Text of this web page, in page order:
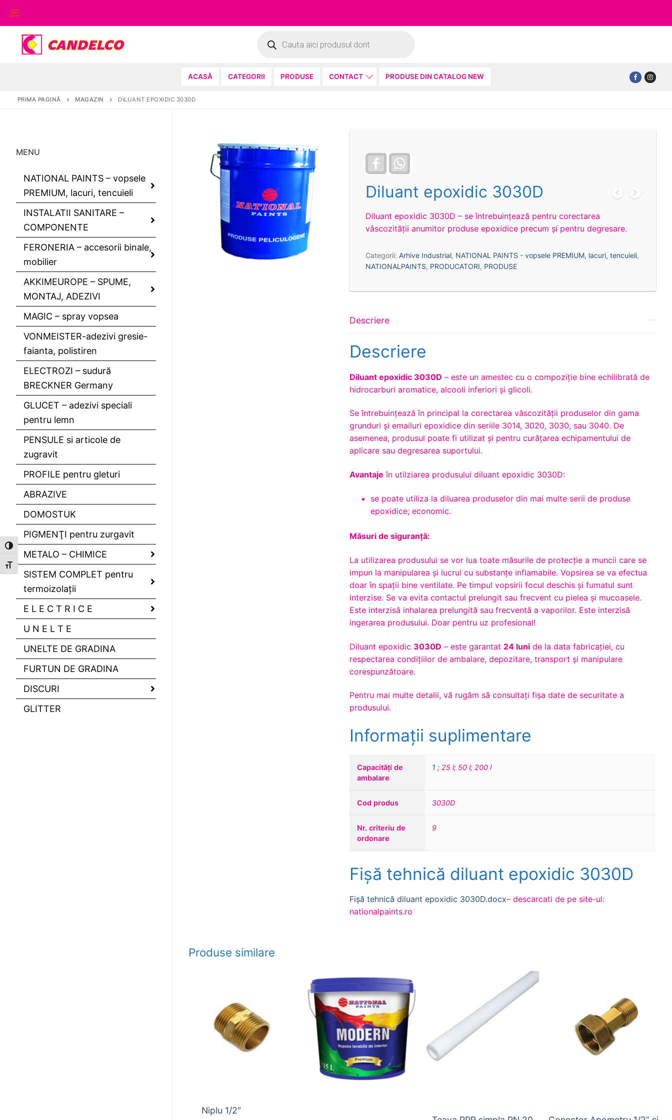
Toggle High Contrast
Toggle Font size
conținut
search
ACASĂ CATEGORII PRODUSE CONTACT PRODUSE DIN CATALOG NEW
PRIMA PAGINĂ MAGAZIN DILUANT EPOXIDIC 3030D
Facebook
Diluant epoxidic 3030D
Diluant epoxidic 3030D – se întrebuințează pentru corectarea
vâscozității anumitor produse epoxidice precum și pentru degresare.
Categorii:Arhive Industrial, NATIONAL PAINTS - vopsele PREMIUM, lacuri, tencuieli,
NATIONALPAINTS, PRODUCATORI, PRODUSE
Descriere
Descriere
Diluant epoxidic 3030D – este un amestec cu o compoziţie bine echilibrată de
hidrocarburi aromatice, alcooli inferiori și glicoli.
Se întrebuinţează în principal la corectarea vâscozităţii produselor din gama
grunduri și emailuri epoxidice din seriile 3014, 3020, 3030, sau 3040. De
asemenea, produsul poate fi utilizat şi pentru curăţarea echipamentului de
aplicare sau degresarea suportului.
Avantaje în utilziarea produsului diluant epoxidic 3030D:
se poate utiliza la diluarea produselor din mai multe serii de produse
epoxidice; economic.
Măsuri de siguranță:
La utilizarea produsului se vor lua toate măsurile de protecție a muncii care se
impun la manipularea și lucrul cu substanțe inflamabile. Vopsirea se va efectua
doar în spații bine ventilate. Pe timpul vopsirii focul deschis și fumatul sunt
interzise. Se va evita contactul prelungit sau frecvent cu pielea şi mucoasele.
Este interzisă inhalarea prelungită sau frecventă a vaporilor. Este interzisă
ingerarea produsului. Doar pentru uz profesional!
Diluant epoxidic 3030D – este garantat 24 luni de la data fabricației, cu
respectarea condițiilor de ambalare, depozitare, transport și manipulare
corespunzătoare.
Pentru mai multe detalii, vă rugăm să consultaţi fişa date de securitate a
produsului.
Informații suplimentare
Capacități de
ambalare
1 ; 25 l; 50 l; 200 l
Cod produs 3030D
Nr. criteriu de
ordonare
9
Fișă tehnică diluant epoxidic 3030D
Fișă tehnică diluant epoxidic 3030D.docx– descarcati de pe site-ul:
nationalpaints.ro
Produse similare
Niplu 1/2″
MENU
NATIONAL PAINTS – vopsele
PREMIUM, lacuri, tencuieli
INSTALATII SANITARE –
COMPONENTE
FERONERIA – accesorii binale,
mobilier
AKKIMEUROPE – SPUME,
MONTAJ, ADEZIVI
MAGIC – spray vopsea
VONMEISTER-adezivi gresie-
faianta, polistiren
ELECTROZI – sudură
BRECKNER Germany
GLUCET – adezivi speciali
pentru lemn
PENSULE si articole de
zugravit
PROFILE pentru gleturi
ABRAZIVE
DOMOSTUK
PIGMENŢI pentru zurgavit
METALO – CHIMICE
SISTEM COMPLET pentru
termoizolaţii
E L E C T R I C E
U N E L T E
UNELTE DE GRADINA
FURTUN DE GRADINA
DISCURI
GLITTER